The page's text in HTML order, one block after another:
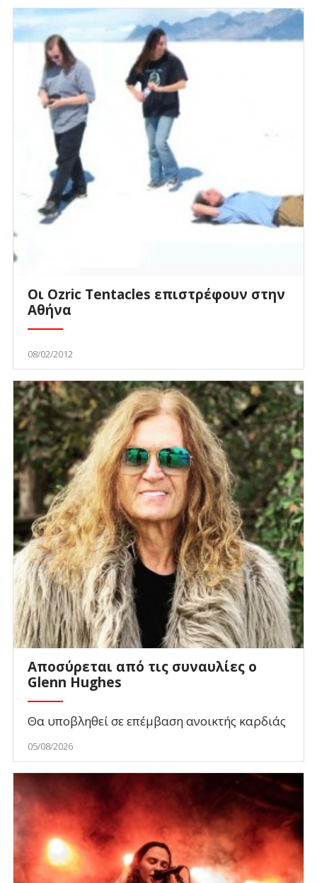
Οι Ozric Tentacles επιστρέφουν στην
Αθήνα
08/02/2012
Αποσύρεται από τις συναυλίες ο
Glenn Hughes
Θα υποβληθεί σε επέμβαση ανοικτής καρδιάς
05/08/2026